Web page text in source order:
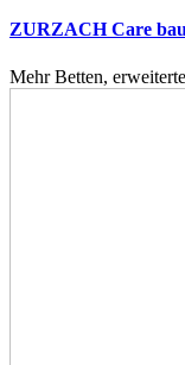
ZURZACH Care
Mehr Betten,